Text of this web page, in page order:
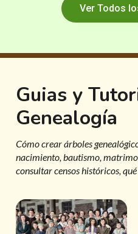
Ver Todos
Guias y
Genealogía
Cómo crear árboles
nacimiento, bautismo,
consultar censos históricos,